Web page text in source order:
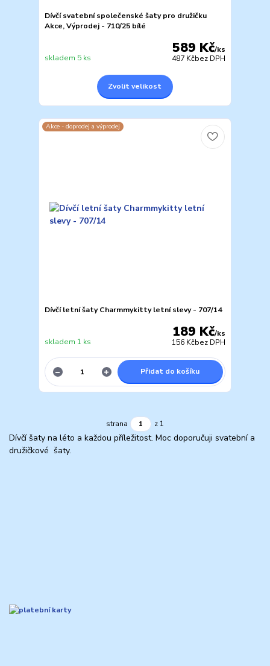
Dívčí svatební společenské šaty pro družičku
Akce, Výprodej - 710/25 bílé
589 Kč/ks
487 Kčbez DPH
skladem 5 ks
Zvolit velikost
Akce - doprodej a výprodej
Dívčí letní šaty Charmmykitty letní slevy - 707/14
189 Kč/ks
156 Kčbez DPH
skladem 1 ks
Přidat do košíku
strana z 1
Dívčí šaty na léto a každou příležitost. Moc doporučuji svatební a
družičkové šaty.